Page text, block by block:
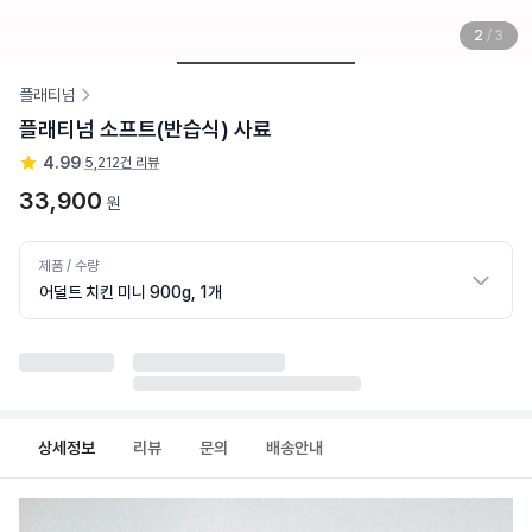
2 / 3
플래티넘
플래티넘 소프트(반습식) 사료
4.99 5,212건 리뷰
33,900 원
제품 / 수량
어덜트 치킨 미니 900g, 1개
상세정보 리뷰 문의 배송안내